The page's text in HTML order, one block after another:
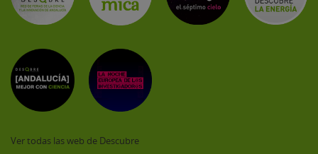
Ver todas las web de Descubre